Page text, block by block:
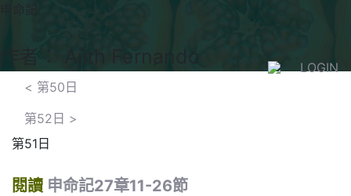
LOGIN
< 第50日
第52日 >
第51日
閱讀 申命記27章11-26節